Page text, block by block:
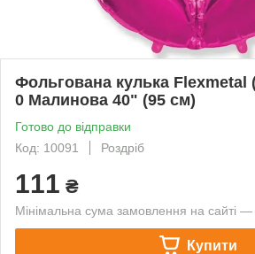
Фольгована кулька Flexmetal
0 Малинова 40" (95 см)
Готово до відправки
Код: 10091
Роздріб
111 ₴
Мінімальна сума замовлення на сайті
Купити